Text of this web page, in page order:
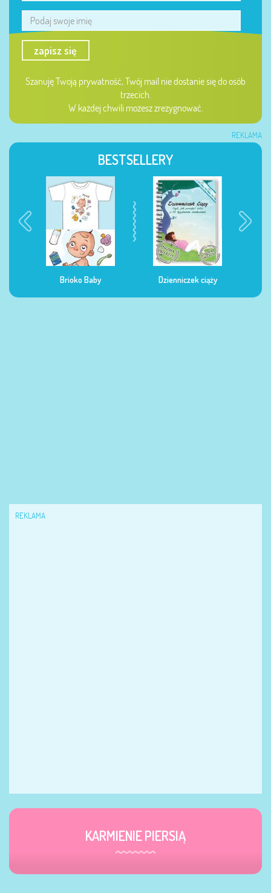
zapisz się
Szanuję Twoją prywatność, Twój mail nie dostanie się do osób
trzecich.
W każdej chwili możesz zrezygnować.
REKLAMA
BESTSELLERY
Dzienniczek ciąży Dzienniczek żywienia
REKLAMA
KARMIENIE PIERSIĄ